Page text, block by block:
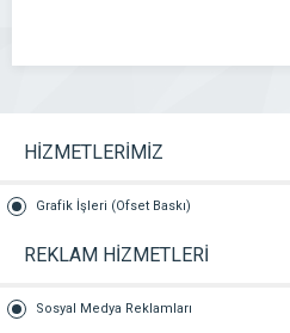
HİZMETLERİMİZ
Grafik İşleri (Ofset Baskı)
REKLAM HİZMETLERİ
Sosyal Medya Reklamları